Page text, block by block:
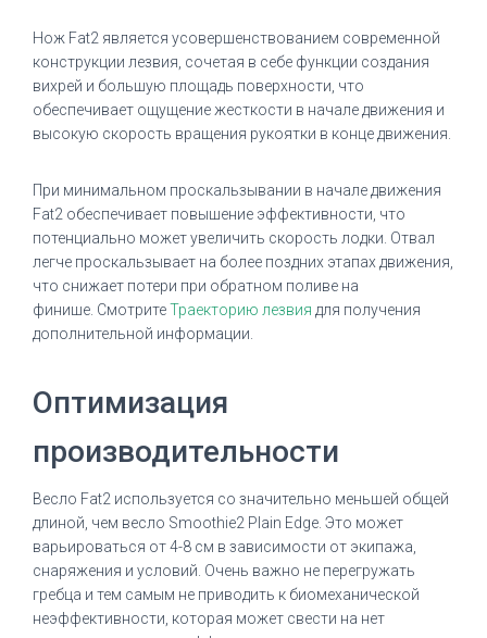
Нож Fat2 является усовершенствованием современной
конструкции лезвия, сочетая в себе функции создания
вихрей и большую площадь поверхности, что
обеспечивает ощущение жесткости в начале движения и
высокую скорость вращения рукоятки в конце движения.
При минимальном проскальзывании в начале движения
Fat2 обеспечивает повышение эффективности, что
потенциально может увеличить скорость лодки. Отвал
легче проскальзывает на более поздних этапах движения,
что снижает потери при обратном поливе на
финише. СмотритеТраекторию лезвия для получения
дополнительной информации.
Оптимизация
производительности
Весло Fat2 используется со значительно меньшей общей
длиной, чем весло Smoothie2 Plain Edge. Это может
варьироваться от 4-8 см в зависимости от экипажа,
снаряжения и условий. Очень важно не перегружать
гребца и тем самым не приводить к биомеханической
неэффективности, которая может свести на нет